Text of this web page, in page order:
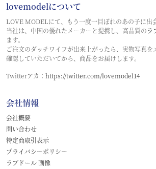
lovemodelについて
LOVE MODELにて、もう一度一目ぼれのあの子に出
当社は、中国の優れたメーカーと提携し、高品質のラ
ます。
ご注文のダッチワイフが出来上がったら、実物写真を
確認していただいてから、商品をお届けします。
Twitterアカ： https://twitter.com/lovemodel14
会社情報
会社概要
問い合わせ
特定商取引表示
プライバシーポリシー
ラブドール 画像